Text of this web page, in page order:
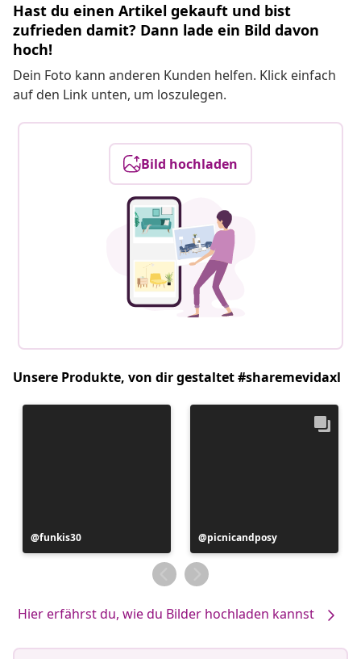
Hast du einen Artikel gekauft und bist
zufrieden damit? Dann lade ein Bild davon
hoch!
Dein Foto kann anderen Kunden helfen. Klick einfach
auf den Link unten, um loszulegen.
Bild hochladen
Unsere Produkte, von dir gestaltet #sharemevidaxl
Beitrag
veröffentlicht
funkis30
Beitrag
veröffentlicht
von
picnicandposy
Hier erfährst du, wie du Bilder hochladen kannst